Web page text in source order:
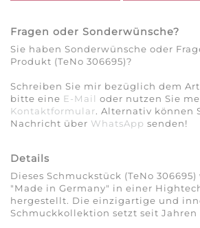
Fragen oder Sonderwünsche?
Sie haben Sonderwünsche oder
Produkt (TeNo 306695)?
Schreiben Sie mir bezüglich dem
bitte eine E-Mail oder nutzen Sie
Kontaktformular. Alternativ können
Nachricht über WhatsApp senden!
Details
Dieses Schmuckstück (TeNo
"Made in Germany" in einer
hergestellt. Die einzigartige und
Schmuckkollektion setzt seit Jahren